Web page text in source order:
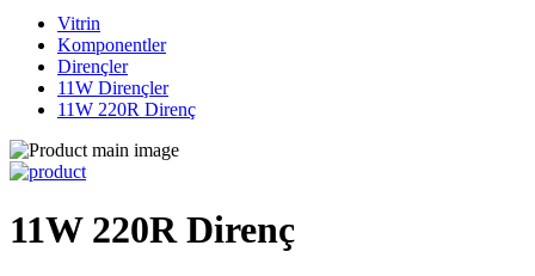
Vitrin
Komponentler
Dirençler
11W Dirençler
11W 220R Direnç
11W 220R Direnç